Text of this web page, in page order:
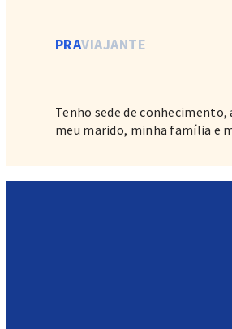
PRAVIAJANTE
Tenho sede de
meu marido, minha família e